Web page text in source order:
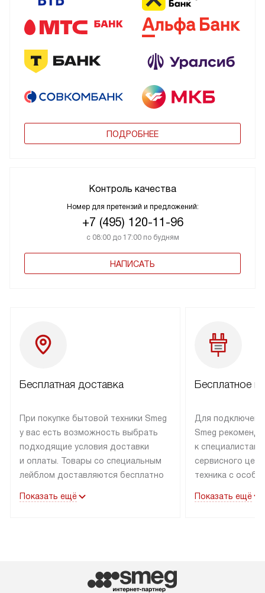
ПОДРОБНЕЕ
Контроль качества
Номер для претензий и предложений:
+7 (495) 120-11-96
с 08:00 до 17:00 по будням
НАПИСАТЬ
Бесплатная доставка
При покупке бытовой техники Smeg
у вас есть возможность выбрать
подходящие условия доставки
и оплаты. Товары со специальным
лейблом доставляются бесплатно
до подъезда. Доставка за пределы
в течение трех дней. Доставка
в Санкт-Петербург и другие
Показать ещё
Бесплатное
Для
Smeg
к специалистам
сервисного
техника с
коммуникациям.
Показать ещё